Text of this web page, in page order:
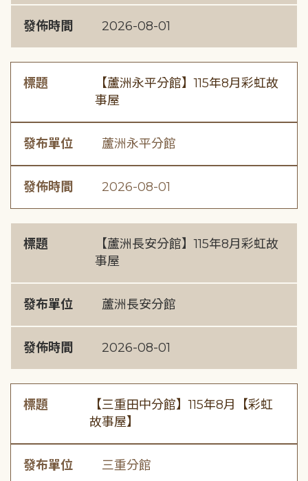
發佈時間 2026-08-01
標題
【蘆洲永平分館】115年8月彩虹故
事屋
發布單位 蘆洲永平分館
發佈時間 2026-08-01
標題
【蘆洲長安分館】115年8月彩虹故
事屋
發布單位 蘆洲長安分館
發佈時間 2026-08-01
標題
【三重田中分館】115年8月【彩虹
故事屋】
發布單位 三重分館